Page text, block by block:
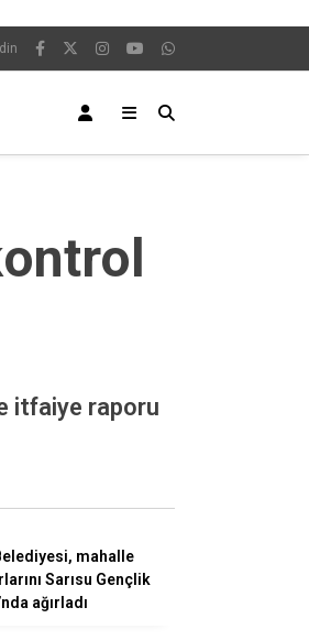
itfaiye raporu
mahalle
Sarısu Gençlik
ağırladı